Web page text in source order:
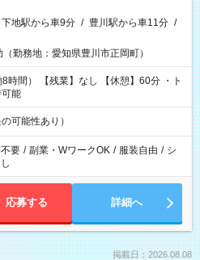
下地駅から車9分 / 豊川駅から車11分 /
勤務地：愛知県豊川市正岡町）
憩】60分 ・ト
能
可能性あり）
要 / 副業・WワークOK / 服装自由 / シ
応募する 詳細へ
掲載日：2026.08.08